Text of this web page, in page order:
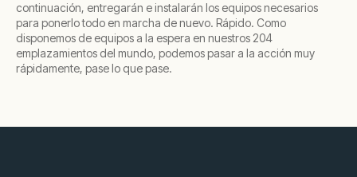
continuación, entregarán e instalarán los equipos necesarios
para ponerlo todo en marcha de nuevo. Rápido. Como
disponemos de equipos a la espera en nuestros 204
emplazamientos del mundo, podemos pasar a la acción muy
rápidamente, pase lo que pase.